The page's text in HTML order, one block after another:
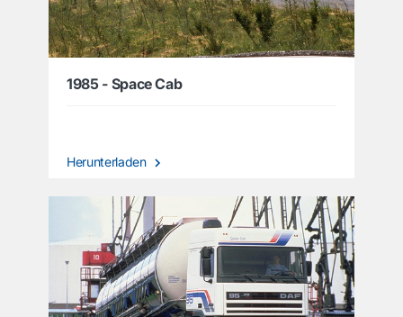
1985 - Space Cab
Herunterladen